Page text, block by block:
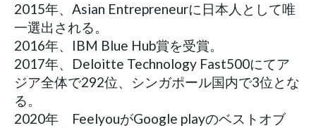
2015年、Asian Entrepreneurに日本人として唯
一選出される。
2016年、IBM Blue Hub賞を受賞。
2017年、Deloitte Technology Fast500にてア
ジア全体で292位、シンガポール国内で3位とな
る。
2020年 FeelyouがGoogle playのベストオブ